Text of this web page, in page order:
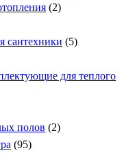
(2)
сантехники (5)
для теплого
полов (2)
(95)